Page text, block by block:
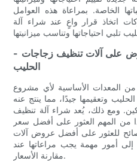
الخاصة. بمراعاة هذه العوامل
اتخاذ قرار واعٍ عند شراء آلة
- نصائح للعثور على أفضل العروض على آلات تنظيف زجاجات
الحليب
المعدات الأساسية لأي مشروع
وتعقيمها جيدًا، مما ينتج عنه
ومع ذلك، يُعد شراء آلة تنظيف
من المهم العثور على أفضل سعر
للعثور على أفضل عروض آلات
أمور مهمة يجب مراعاتها عند
مقارنة الأسعار.